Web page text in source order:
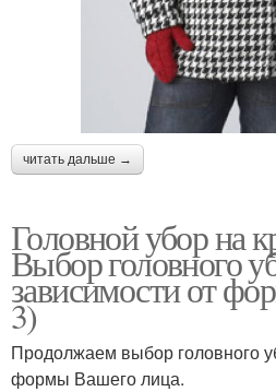
читать дальше →
Головной убор на
Выбор головного
зависимости от
3)
Продолжаем выбор головного
формы Вашего лица.